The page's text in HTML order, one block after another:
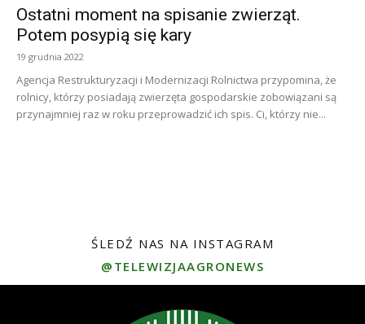
Ostatni moment na spisanie zwierząt.
Potem posypią się kary
19 grudnia 2022
Agencja Restrukturyzacji i Modernizacji Rolnictwa przypomina, że
rolnicy, którzy posiadają zwierzęta gospodarskie zobowiązani są
przynajmniej raz w roku przeprowadzić ich spis. Ci, którzy nie...
ŚLEDŹ NAS NA INSTAGRAM
@TELEWIZJAAGRONEWS